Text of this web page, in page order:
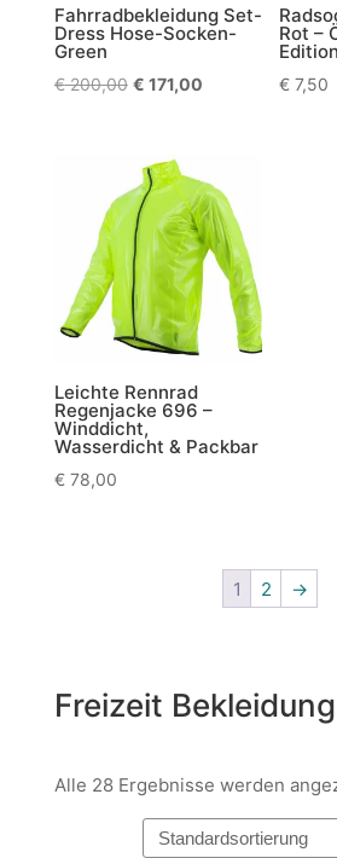
Fahrradbekleidung Set-
Dress Hose-Socken-
Green
€200,00 Ursprünglicher
€ 200,00
€ 171,00Aktueller
€ 171,00.
Rot –
€ 7,50
Leichte Rennrad
Regenjacke 696 –
Winddicht,
Wasserdicht & Packbar
€78,00
1 2 →
Freizeit Bekleidung
Alle 28 Ergebnisse werden